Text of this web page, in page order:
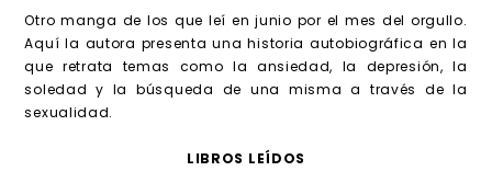
Otro manga de los que leí en junio por el mes del orgullo.
Aquí la autora presenta una historia autobiográfica en la
que retrata temas como la ansiedad, la depresión, la
soledad y la búsqueda de una misma a través de la
sexualidad.
LIBROS LEÍDOS